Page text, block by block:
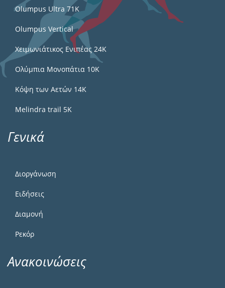
Olumpus Ultra 71K
Olumpus Vertical
Χειμωνιάτικος Ενιπέας 24Κ
Ολύμπια Μονοπάτια 10Κ
Κόψη των Αετών 14Κ
Melindra trail 5Κ
Γενικά
Διοργάνωση
Ειδήσεις
Διαμονή
Ρεκόρ
Ανακοινώσεις